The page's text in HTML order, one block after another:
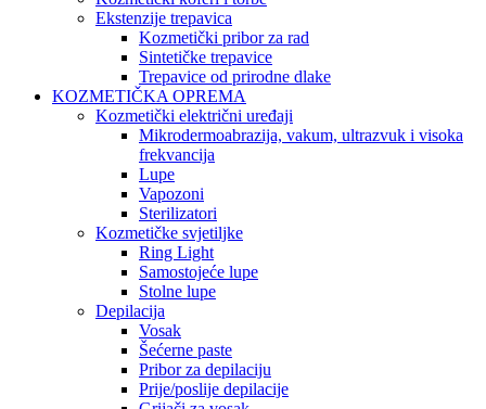
Ekstenzije trepavica
Kozmetički pribor za rad
Sintetičke trepavice
Trepavice od prirodne dlake
KOZMETIČKA OPREMA
Kozmetički električni uređaji
Mikrodermoabrazija, vakum, ultrazvuk i visoka
frekvancija
Lupe
Vapozoni
Sterilizatori
Kozmetičke svjetiljke
Ring Light
Samostojeće lupe
Stolne lupe
Depilacija
Vosak
Šećerne paste
Pribor za depilaciju
Prije/poslije depilacije